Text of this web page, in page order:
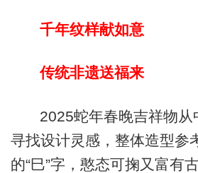
千年纹样献如意
传统非遗送福来
2025蛇年春晚吉祥物从
寻找设计灵感，整体造型参
的“巳”字，憨态可掬又富有古